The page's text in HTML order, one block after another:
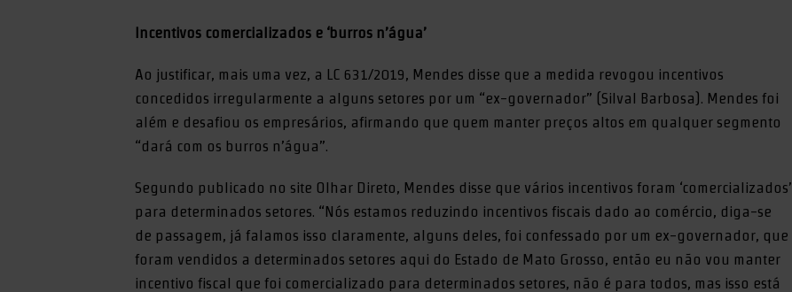
Incentivos comercializados e ‘burros n’água’
Ao justificar, mais uma vez, a LC 631/2019, Mendes disse que a medida revogou incentivos
concedidos irregularmente a alguns setores por um “ex-governador” (Silval Barbosa). Mendes foi
além e desafiou os empresários, afirmando que quem manter preços altos em qualquer segmento
“dará com os burros n’água”.
Segundo publicado no site Olhar Direto, Mendes disse que vários incentivos foram ‘comercializados’
para determinados setores. “Nós estamos reduzindo incentivos fiscais dado ao comércio, diga-se
de passagem, já falamos isso claramente, alguns deles, foi confessado por um ex-governador, que
foram vendidos a determinados setores aqui do Estado de Mato Grosso, então eu não vou manter
incentivo fiscal que foi comercializado para determinados setores, não é para todos, mas isso está